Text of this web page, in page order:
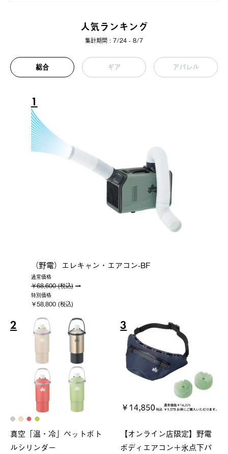
人気ランキング
集計期間 : 7/24 - 8/7
総合 ギア アパレル
1
（野電）エレキャン・エアコン-BF
通常価格
￥68,600 (税込)
特別価格
￥58,800 (税込)
2
真空「温・冷」ペットボト
ルシリンダー
3
【オンライン店限定】野電
ボディエアコン＋氷点下パ